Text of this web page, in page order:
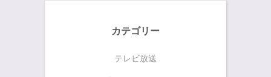
カテゴリー
テレビ放送